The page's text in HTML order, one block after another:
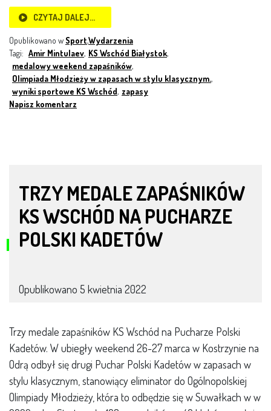
CZYTAJ DALEJ…
Opublikowano w Sport,Wydarzenia
Tagi: Amir Mintulaev, KS Wschód Białystok,
medalowy weekend zapaśników,
Olimpiada Młodzieży w zapasach w stylu klasycznym.,
wyniki sportowe KS Wschód, zapasy
Napisz komentarz
TRZY MEDALE ZAPAŚNIKÓW
KS WSCHÓD NA PUCHARZE
POLSKI KADETÓW
Opublikowano 5 kwietnia 2022
Trzy medale zapaśników KS Wschód na Pucharze Polski
Kadetów. W ubiegły weekend 26-27 marca w Kostrzynie na
Odrą odbył się drugi Puchar Polski Kadetów w zapasach w
stylu klasycznym, stanowiący eliminator do Ogólnopolskiej
Olimpiady Młodzieży, która to odbędzie się w Suwałkach w w